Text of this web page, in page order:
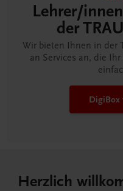
Lehrer/
der
Wir bieten Ihnen in der
an Services an, die
DigiBox
Herzlich